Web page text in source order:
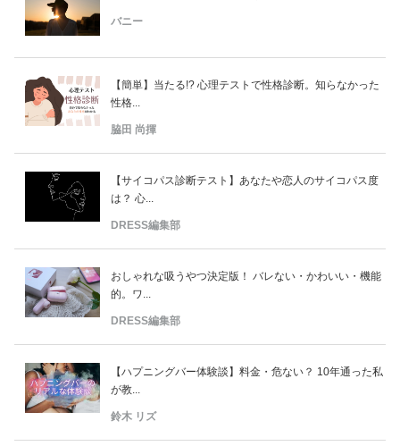
バニー
【簡単】当たる!? 心理テストで性格診断。知らなかった
性格...
脇田 尚揮
【サイコパス診断テスト】あなたや恋人のサイコパス度
は？ 心...
DRESS編集部
おしゃれな吸うやつ決定版！ バレない・かわいい・機能
的。ワ...
DRESS編集部
【ハプニングバー体験談】料金・危ない？ 10年通った私
が教...
鈴木 リズ